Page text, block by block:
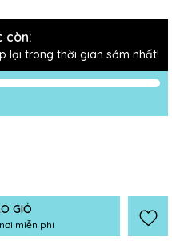
còn:
lại trong thời gian sớm nhất!
GIỎ
miễn phí